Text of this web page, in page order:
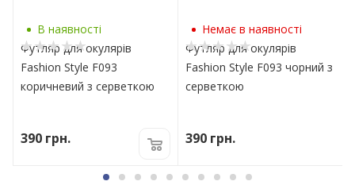
В наявності
Футляр для окулярів
Fashion Style F093
коричневий з серветкою
390 грн.
Немає в наявності
Футляр для окулярів
Fashion Style F093 чорний з
серветкою
390 грн.